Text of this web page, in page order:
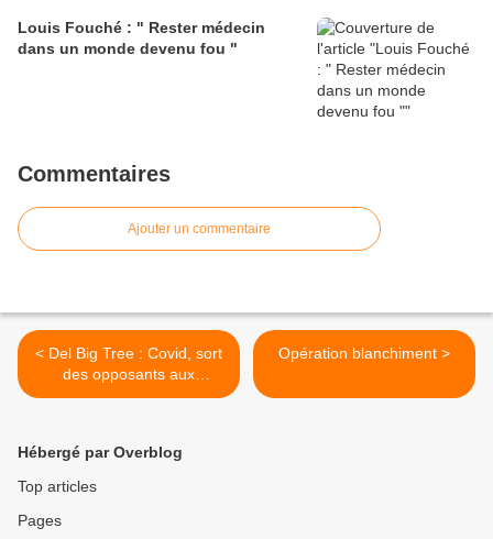
Louis Fouché : " Rester médecin
dans un monde devenu fou "
Commentaires
Ajouter un commentaire
< Del Big Tree : Covid, sort
des opposants aux
injections et aux
Opération blanchiment >
Hébergé par Overblog
Top articles
Pages